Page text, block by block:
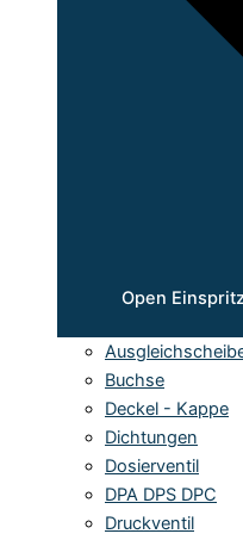
Open
Buchse
Deckel - Kappe
Dichtungen
Dosierventil
DPA DPS DPC
Druckventil